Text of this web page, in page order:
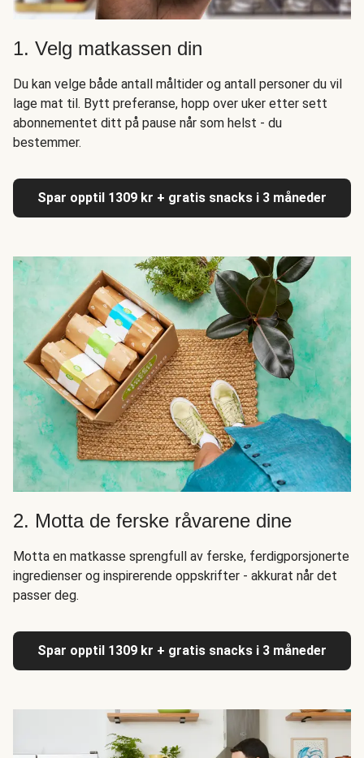
1. Velg matkassen din
Du kan velge både antall måltider og antall personer du vil
lage mat til. Bytt preferanse, hopp over uker etter sett
abonnementet ditt på pause når som helst - du
bestemmer.
Spar opptil 1309 kr + gratis snacks i 3 måneder
2. Motta de ferske råvarene dine
Motta en matkasse sprengfull av ferske, ferdigporsjonerte
ingredienser og inspirerende oppskrifter - akkurat når det
passer deg.
Spar opptil 1309 kr + gratis snacks i 3 måneder